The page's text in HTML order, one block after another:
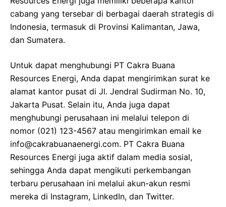
cabang yang tersebar di berbagai daerah strategis di
Indonesia, termasuk di Provinsi Kalimantan, Jawa,
dan Sumatera.
Untuk dapat menghubungi PT Cakra Buana
Resources Energi, Anda dapat mengirimkan surat ke
alamat kantor pusat di Jl. Jendral Sudirman No. 10,
Jakarta Pusat. Selain itu, Anda juga dapat
menghubungi perusahaan ini melalui telepon di
nomor (021) 123-4567 atau mengirimkan email ke
info@cakrabuanaenergi.com. PT Cakra Buana
Resources Energi juga aktif dalam media sosial,
sehingga Anda dapat mengikuti perkembangan
terbaru perusahaan ini melalui akun-akun resmi
mereka di Instagram, LinkedIn, dan Twitter.